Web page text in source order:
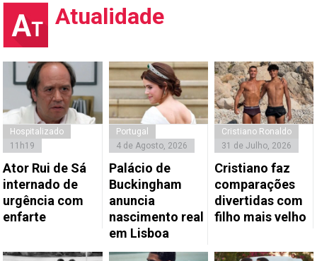
Atualidade
Hospitalizado
11h19
Ator Rui de Sá
internado de
urgência com
enfarte
Portugal
4 de Agosto, 2026
Palácio de
Buckingham
anuncia
nascimento real
em Lisboa
Cristiano Ronaldo
31 de Julho, 2026
Cristiano faz
comparações
divertidas com
filho mais velho